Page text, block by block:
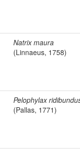
Natrix maura
(Linnaeus, 1758)
Pelophylax
(Pallas, 1771)